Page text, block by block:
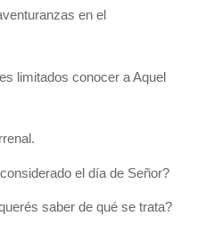
en el
limitados conocer a Aquel
el día de Señor?
saber de qué se trata?